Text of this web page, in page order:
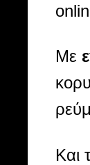
Με
Και